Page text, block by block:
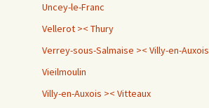
Uncey-le-Franc
Vellerot >< Thury
Verrey-sous-Salmaise >< Villy-en-Auxois
Vieilmoulin
Villy-en-Auxois >< Vitteaux